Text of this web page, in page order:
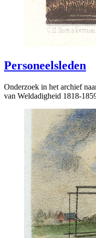
Personeelsleden
Onderzoek in het archief
van Weldadigheid 1818-